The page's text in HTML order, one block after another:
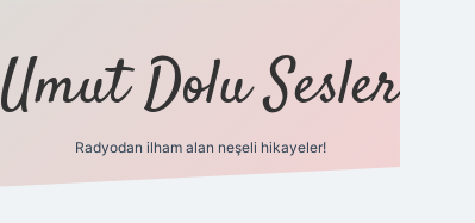
Umut Dolu Sesler
Radyodan ilham alan neşeli hikayeler!